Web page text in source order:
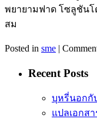
พยายามฟาด โซลูชันโ
สม
Posted in sme |
Recent Posts
บุหรี่นอกกั
แปลเอกส